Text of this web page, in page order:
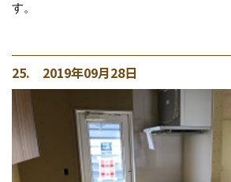
す。
25. 2019年09月28日